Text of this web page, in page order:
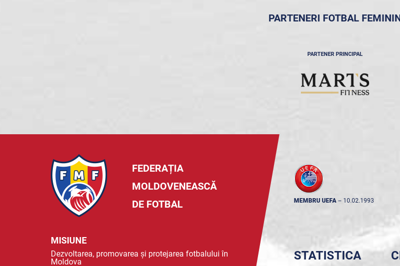
PARTENERI FOTBAL
PARTENER PRINCIPAL
FEDERAȚIA
MOLDOVENEASCĂ
DE FOTBAL
MISIUNE
Dezvoltarea, promovarea și protejarea fotbalului în
Moldova
MEMBRU UEFA -- 10.02.1993
STATISTICA